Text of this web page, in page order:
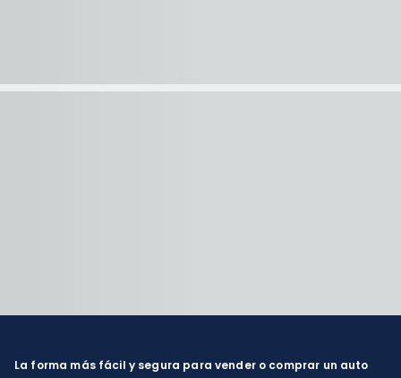
La forma más fácil y segura para vender o comprar un auto